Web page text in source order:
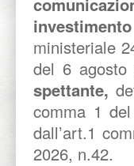
ministeriale
del 6 agosto
spettante,
comma 1
dall’art.1
2026, n.42.